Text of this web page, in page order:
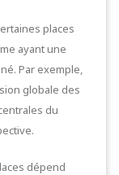
places
ayant une
Par exemple,
globale des
du
dépend